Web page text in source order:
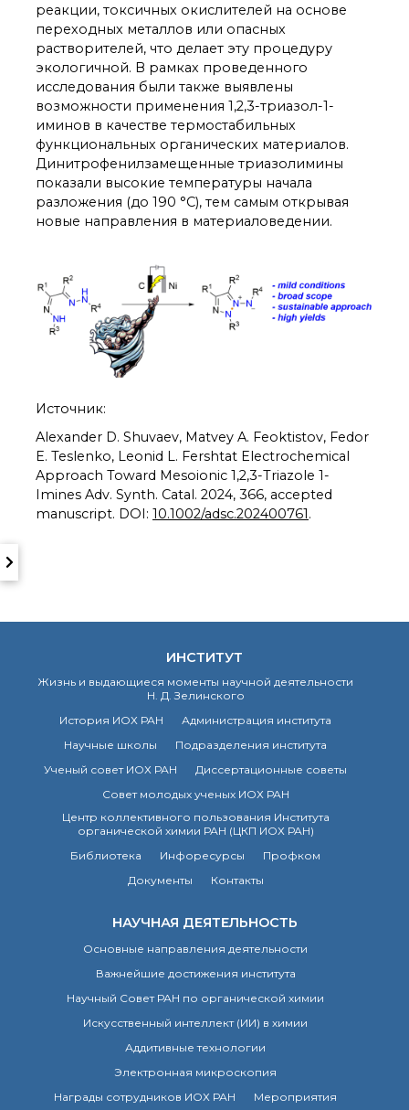
Электронная
микроскопия
Награды сотрудников
ИОХ РАН
Мероприятия
Конференции
Журналы
Национальные
проекты России
Разработки
Крупный научный
проект
направлениям НТР РФ
Аспирантура
Защита диссертаций
Набор студентов
о типовых нарушениях
Новости института
Конференции
Новости
диссертационных
Новые лаборатории
Институт в СМИ
Преподавательский
Достижения
Почтовый сервер
реакции, токсичных окислителей на основе
переходных металлов или опасных
растворителей, что делает эту процедуру
экологичной. В рамках проведенного
исследования были также выявлены
возможности применения 1,2,3-триазол-1-
иминов в качестве термостабильных
функциональных органических материалов.
Динитрофенилзамещенные триазолимины
показали высокие температуры начала
разложения (до 190 °C), тем самым открывая
новые направления в материаловедении.
Источник:
Alexander D. Shuvaev, Matvey A. Feoktistov, Fedor
E. Teslenko, Leonid L. Fershtat Electrochemical
Approach Toward Mesoionic 1,2,3-Triazole 1-
Imines Adv. Synth. Catal. 2024, 366, accepted
manuscript. DOI: 10.1002/adsc.202400761.
ИНСТИТУТ
Жизнь и выдающиеся моменты научной деятельности
Н. Д. Зелинского
История ИОХ РАН
Администрация института
Научные школы
Подразделения института
Ученый совет ИОХ РАН
Диссертационные советы
Совет молодых ученых ИОХ РАН
Центр коллективного пользования Института
органической химии РАН (ЦКП ИОХ РАН)
Библиотека
Инфоресурсы
Профком
Документы
Контакты
НАУЧНАЯ ДЕЯТЕЛЬНОСТЬ
Основные направления деятельности
Важнейшие достижения института
Научный Совет РАН по органической химии
Искусственный интеллект (ИИ) в химии
Аддитивные технологии
Электронная микроскопия
Награды сотрудников ИОХ РАН
Мероприятия